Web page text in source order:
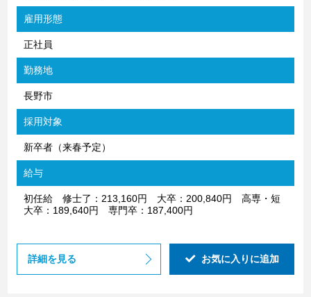
雇用形態
正社員
勤務地
長野市
採用対象
新卒者（来春予定）
給与
初任給 修士了：213,160円 大卒：200,840円 高専・短
大卒：189,640円 専門卒：187,400円
詳細を見る お気に入りに追加